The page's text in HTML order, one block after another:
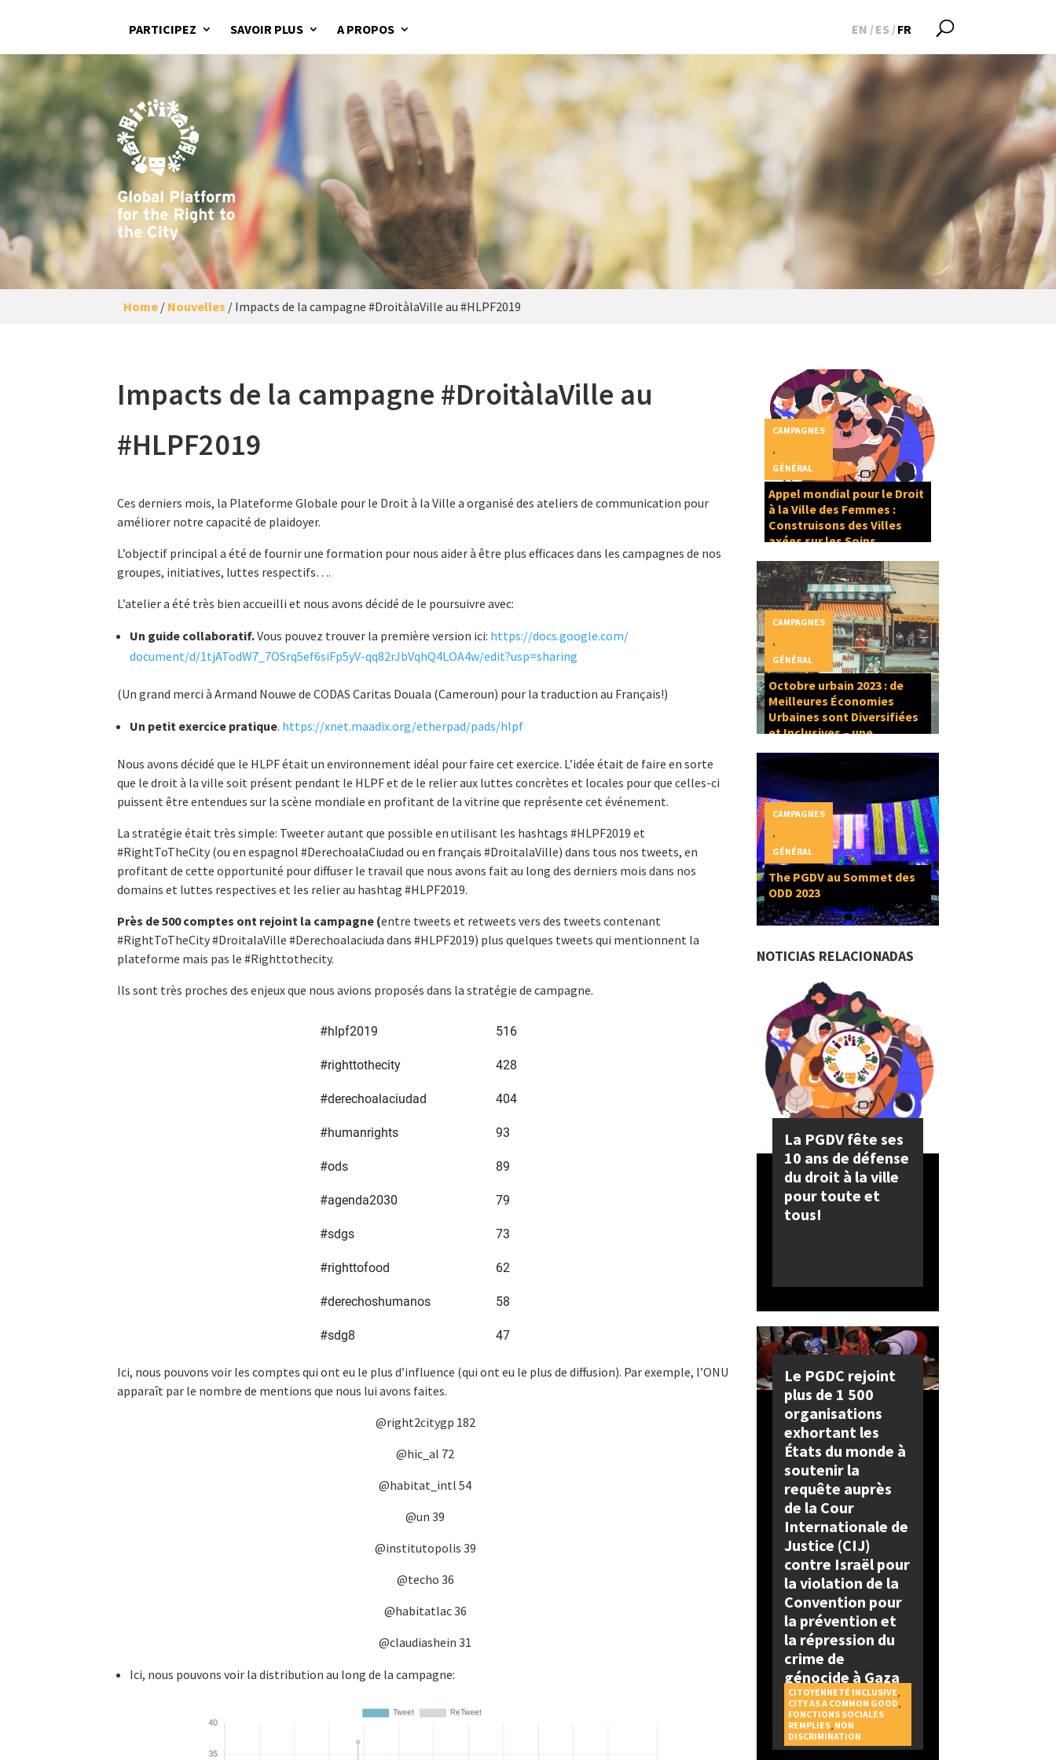
PARTICIPEZ SAVOIR PLUS A PROPOS EN ES FR
Home / Nouvelles / Impacts de la campagne #DroitàlaVille au #HLPF2019
Impacts de la campagne #DroitàlaVille au
#HLPF2019
Ces derniers mois, la Plateforme Globale pour le Droit à la Ville a organisé des ateliers de communication pour
améliorer notre capacité de plaidoyer.
L’objectif principal a été de fournir une formation pour nous aider à être plus efficaces dans les campagnes de nos
groupes, initiatives, luttes respectifs….
L’atelier a été très bien accueilli et nous avons décidé de le poursuivre avec:
Un guide collaboratif.Vous pouvez trouver la première version ici: https://docs.google.com/
document/d/1tjATodW7_ 7OSrq5ef6siFp5yV-qq82rJbVqhQ4LOA4w/edit?usp=sharing
(Un grand merci à Armand Nouwe de CODAS Caritas Douala (Cameroun) pour la traduction au Français!)
Un petit exercice pratique. https://xnet.maadix.org/etherpad/pads/hlpf
Nous avons décidé que le HLPF était un environnement idéal pour faire cet exercice. L’idée était de faire en sorte
que le droit à la ville soit présent pendant le HLPF et de le relier aux luttes concrètes et locales pour que celles-ci
puissent être entendues sur la scène mondiale en profitant de la vitrine que représente cet événement.
La stratégie était très simple: Tweeter autant que possible en utilisant les hashtags #HLPF2019 et
#RightToTheCity (ou en espagnol #DerechoalaCiudad ou en français #DroitalaVille) dans tous nos tweets, en
profitant de cette opportunité pour diffuser le travail que nous avons fait au long des derniers mois dans nos
domains et luttes respectives et les relier au hashtag #HLPF2019.
Près de 500 comptes ont rejoint la campagne (entre tweets et retweets vers des tweets contenant
#RightToTheCity #DroitalaVille #Derechoalaciuda dans #HLPF2019) plus quelques tweets qui mentionnent la
plateforme mais pas le #Righttothecity.
Ils sont très proches des enjeux que nous avions proposés dans la stratégie de campagne.
Ici, nous pouvons voir les comptes qui ont eu le plus d’influence (qui ont eu le plus de diffusion). Par exemple, l’ONU
apparaît par le nombre de mentions que nous lui avons faites.
@right2citygp 182
@hic_al 72
@habitat_intl 54
@un 39
@institutopolis 39
@techo 36
@habitatlac 36
@claudiashein 31
Ici, nous pouvons voir la distribution au long de la campagne:
Appel mondial pour le Droit
à la Ville des Femmes :
Construisons des Villes
axées sur les Soins
CAMPAGNES
GÉNÉRAL
Octobre urbain 2023 : de
Meilleures Économies
Urbaines sont Diversifiées
et Inclusives – une
Ville
CAMPAGNES
GÉNÉRAL
The PGDV au Sommet des
ODD 2023
CAMPAGNES
GÉNÉRAL
NOTICIAS RELACIONADAS
La PGDV fête ses
10 ans de défense
du droit à la ville
pour toute et
tous!
Le PGDC rejoint
plus de 1 500
organisations
exhortant les
États du monde à
soutenir la
requête auprès
de la Cour
Internationale de
Justice (CIJ)
contre Israël pour
la violation de la
Convention pour
la prévention et
la répression du
crime de
génocide à Gaza
CITOYENNETÉ INCLUSIVE,
CITY AS A COMMON GOOD,
FONCTIONS SOCIALES
REMPLIES, NON
DISCRIMINATION